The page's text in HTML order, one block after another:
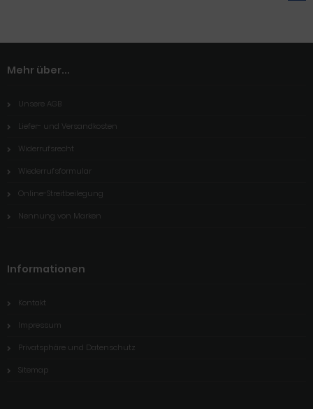
Mehr über...
Unsere AGB
Liefer- und Versandkosten
Widerrufsrecht
Wiederrufsformular
Online-Streitbeilegung
Nennung von Marken
Informationen
Kontakt
Impressum
Privatsphäre und Datenschutz
Sitemap